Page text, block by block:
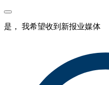
是， 我希望收到新报业媒体